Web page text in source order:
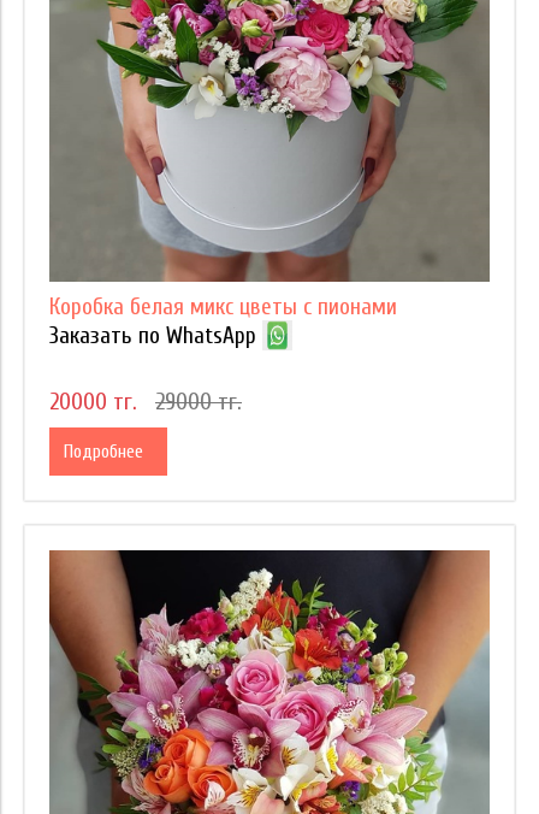
Коробка белая микс цветы с пионами
Заказать по WhatsApp
20000 тг. 29000 тг.
Подробнее